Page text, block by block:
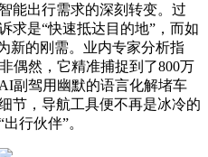
能出行需求的深刻转变。过
求是“快速抵达目的地”，而如
新的刚需。业内专家分析指
偶然，它精准捕捉到了800万
副驾用幽默的语言化解堵车
节，导航工具便不再是冰冷的
行伙伴”。